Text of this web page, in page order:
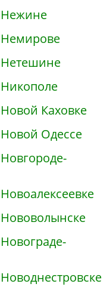
Нежине
Немирове
Нетешине
Каховке
Одессе